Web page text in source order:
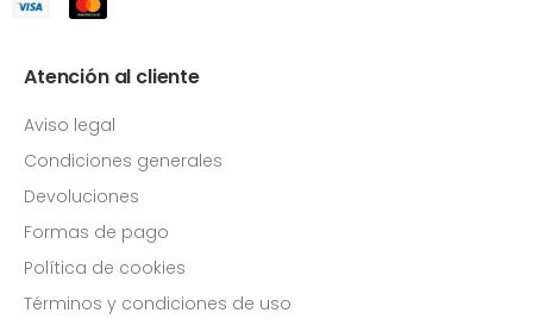
Atención al cliente
Aviso legal
Condiciones generales
Devoluciones
Formas de pago
Política de cookies
Términos y condiciones de uso